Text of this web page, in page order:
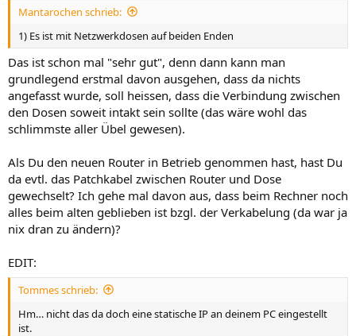
Mantarochen schrieb:
1) Es ist mit Netzwerkdosen auf beiden Enden
Das ist schon mal "sehr gut", denn dann kann man
grundlegend erstmal davon ausgehen, dass da nichts
angefasst wurde, soll heissen, dass die Verbindung zwischen
den Dosen soweit intakt sein sollte (das wäre wohl das
schlimmste aller Übel gewesen).
Als Du den neuen Router in Betrieb genommen hast, hast Du
da evtl. das Patchkabel zwischen Router und Dose
gewechselt? Ich gehe mal davon aus, dass beim Rechner noch
alles beim alten geblieben ist bzgl. der Verkabelung (da war ja
nix dran zu ändern)?
EDIT:
Tommes schrieb:
Hm… nicht das da doch eine statische IP an deinem PC eingestellt
ist.